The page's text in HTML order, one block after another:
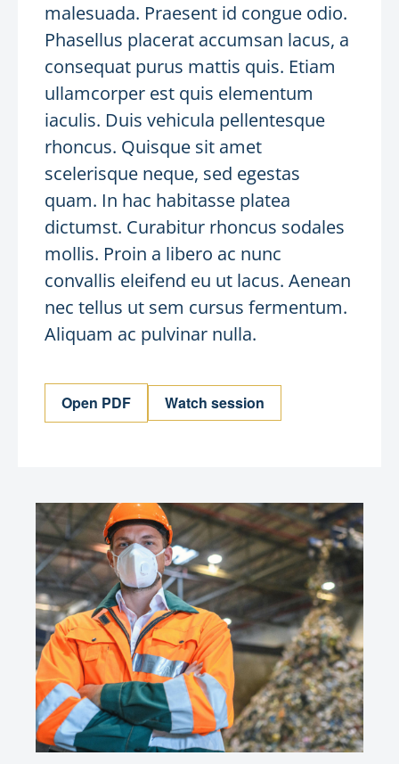
malesuada. Praesent id congue odio.
Phasellus placerat accumsan lacus, a
consequat purus mattis quis. Etiam
ullamcorper est quis elementum
iaculis. Duis vehicula pellentesque
rhoncus. Quisque sit amet
scelerisque neque, sed egestas
quam. In hac habitasse platea
dictumst. Curabitur rhoncus sodales
mollis. Proin a libero ac nunc
convallis eleifend eu ut lacus. Aenean
nec tellus ut sem cursus fermentum.
Aliquam ac pulvinar nulla.
Open PDF Watch session